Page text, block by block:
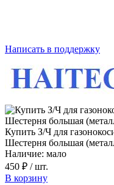
Написать в поддержку
Купить З/Ч для
Шестерня большая
Наличие: мало
450 ₽ / шт.
В корзину